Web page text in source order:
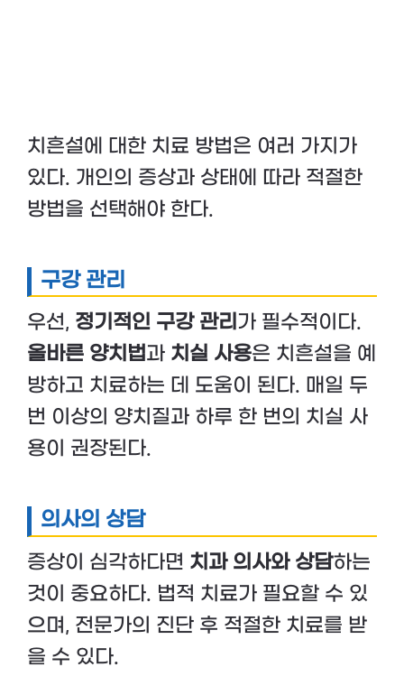
치흔설에 대한 치료 방법은 여러 가지가
있다. 개인의 증상과 상태에 따라 적절한
방법을 선택해야 한다.
구강 관리
우선, 정기적인 구강 관리 가 필수적이다.
올바른 양치법과 치실 사용은 치흔설을 예
방하고 치료하는 데 도움이 된다. 매일 두
번 이상의 양치질과 하루 한 번의 치실 사
용이 권장된다.
의사의 상담
증상이 심각하다면 치과 의사와 상담하는
것이 중요하다. 법적 치료가 필요할 수 있
으며, 전문가의 진단 후 적절한 치료를 받
을 수 있다.